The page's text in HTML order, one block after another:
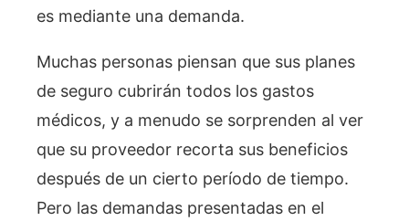
es mediante una demanda.
Muchas personas piensan que sus planes
de seguro cubrirán todos los gastos
médicos, y a menudo se sorprenden al ver
que su proveedor recorta sus beneficios
después de un cierto período de tiempo.
Pero las demandas presentadas en el